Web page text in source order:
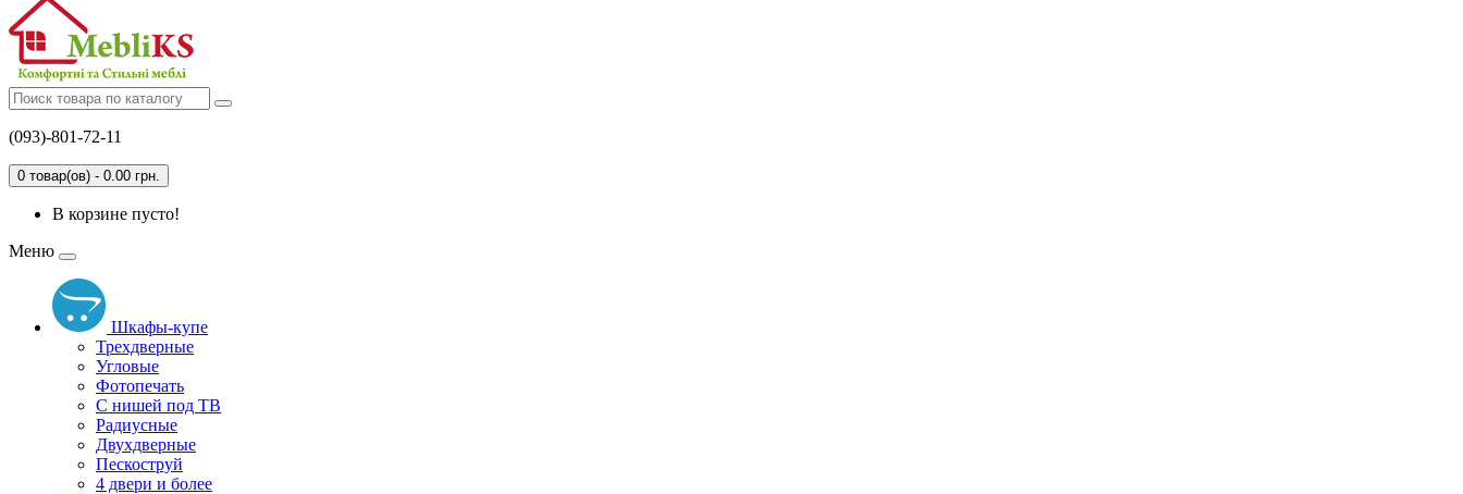
(093)-801-72-11
0 товар(ов) - 0.00 грн.
В корзине пусто!
Меню
Шкафы-купе
Трехдверные
Угловые
Фотопечать
С нишей под ТВ
Радиусные
Двухдверные
Пескоструй
4 двери и более